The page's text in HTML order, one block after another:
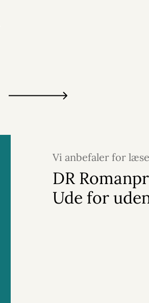
Vi anbefaler for
februar 2026
DR
Ude for